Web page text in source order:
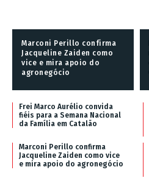
Marconi Perillo confirma
Jacqueline Zaiden como
vice e mira apoio do
agronegócio
Frei Marco Aurélio convida
fiéis para a Semana Nacional
da Família em Catalão
Marconi Perillo confirma
Jacqueline Zaiden como vice
e mira apoio do agronegócio